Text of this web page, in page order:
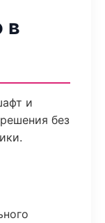
в
и
без